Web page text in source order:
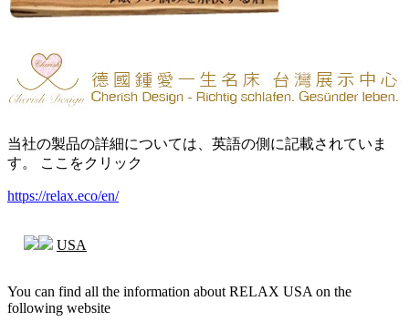
当社の製品の詳細については、英語の側に記載されていま
す。 ここをクリック
https://relax.eco/en/
USA
You can find all the information about RELAX USA on the
following website